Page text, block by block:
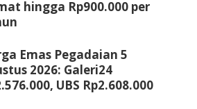
hingga Rp900.000 per
Emas Pegadaian 5
2026: Galeri24
UBS Rp2.608.000